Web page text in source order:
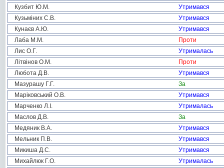
Кузбит Ю.М.
Утримався
Кузьміних С.В.
Утримався
Кунаєв А.Ю.
Утримався
Лаба М.М.
Проти
Лис О.Г.
Утрималась
Літвінов О.М.
Проти
Любота Д.В.
Утримався
Мазурашу Г.Г.
За
Маріковський О.В.
Утримався
Марченко Л.І.
Утрималась
Маслов Д.В.
За
Медяник В.А.
Утримався
Мельник П.В.
Утримався
Микиша Д.С.
Утримався
Михайлюк Г.О.
Утрималась